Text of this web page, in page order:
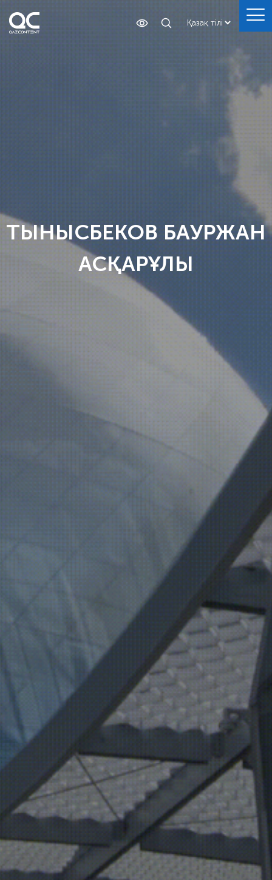
ТЫНЫСБЕКОВ БАУРЖАН
АСҚАРҰЛЫ